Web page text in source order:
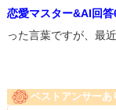
恋愛マスター&AI回答
った言葉ですが、最
ベストアンサーあ